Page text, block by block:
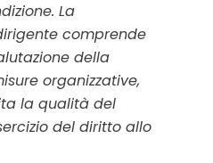
La
comprende
della
organizzative,
la qualità del
del diritto allo